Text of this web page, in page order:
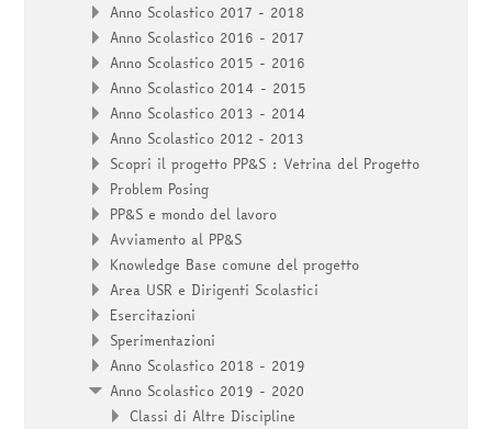
Anno Scolastico 2017 - 2018
Anno Scolastico 2016 - 2017
Anno Scolastico 2015 - 2016
Anno Scolastico 2014 - 2015
Anno Scolastico 2013 - 2014
Anno Scolastico 2012 - 2013
Scopri il progetto PP&S : Vetrina del Progetto
Problem Posing
PP&S e mondo del lavoro
Avviamento al PP&S
Knowledge Base comune del progetto
Area USR e Dirigenti Scolastici
Esercitazioni
Sperimentazioni
Anno Scolastico 2018 - 2019
Anno Scolastico 2019 - 2020
Classi di Altre Discipline